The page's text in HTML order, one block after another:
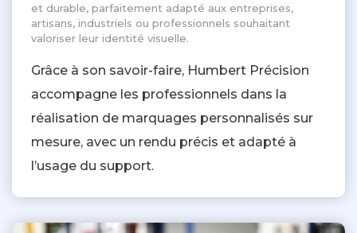
et durable, parfaitement adapté aux entreprises,
artisans, industriels ou professionnels souhaitant
valoriser leur identité visuelle.
Grâce à son savoir-faire, Humbert Précision
accompagne les professionnels dans la
réalisation de marquages personnalisés sur
mesure, avec un rendu précis et adapté à
l’usage du support.